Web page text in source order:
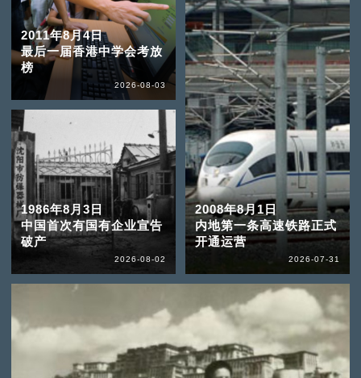
2011年8月4日
最后一届香港中学会考放
榜
2026-08-03
1986年8月3日
中国首次有国有企业宣告
破产
2026-08-02
2008年8月1日
内地第一条高速铁路正式
开通运营
2026-07-31